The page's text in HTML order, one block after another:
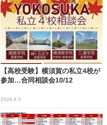
【高校受験】横須賀の私立4校が
参加…合同相談会10/12
2026.8.5